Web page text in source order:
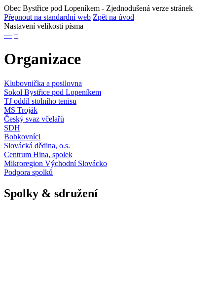
Obec Bystřice pod Lopeníkem - Zjednodušená verze stránek
Přepnout na standardní web Zpět na úvod
Nastavení velikosti písma
— +
Organizace
Klubovnička a posilovna
Sokol Bystřice pod Lopeníkem
TJ oddíl stolního tenisu
MS Troják
Český svaz včelařů
SDH
Bobkovníci
Slovácká dědina, o.s.
Centrum Hina, spolek
Mikroregion Východní Slovácko
Podpora spolků
Spolky & sdružení